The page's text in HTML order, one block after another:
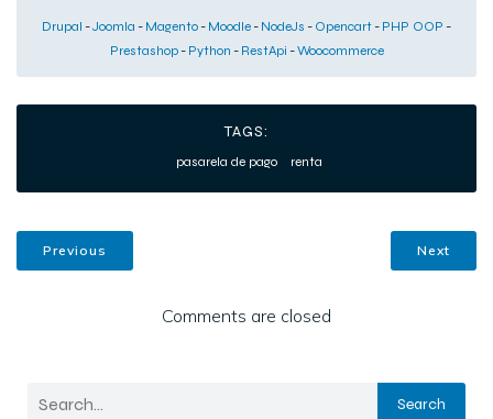
Drupal -Joomla - Magento - Moodle - NodeJs - Opencart - PHP OOP -
Prestashop - Python - RestApi -Woocommerce
TAGS:
pasarela de pago renta
Previous Next
Comments are closed
Search